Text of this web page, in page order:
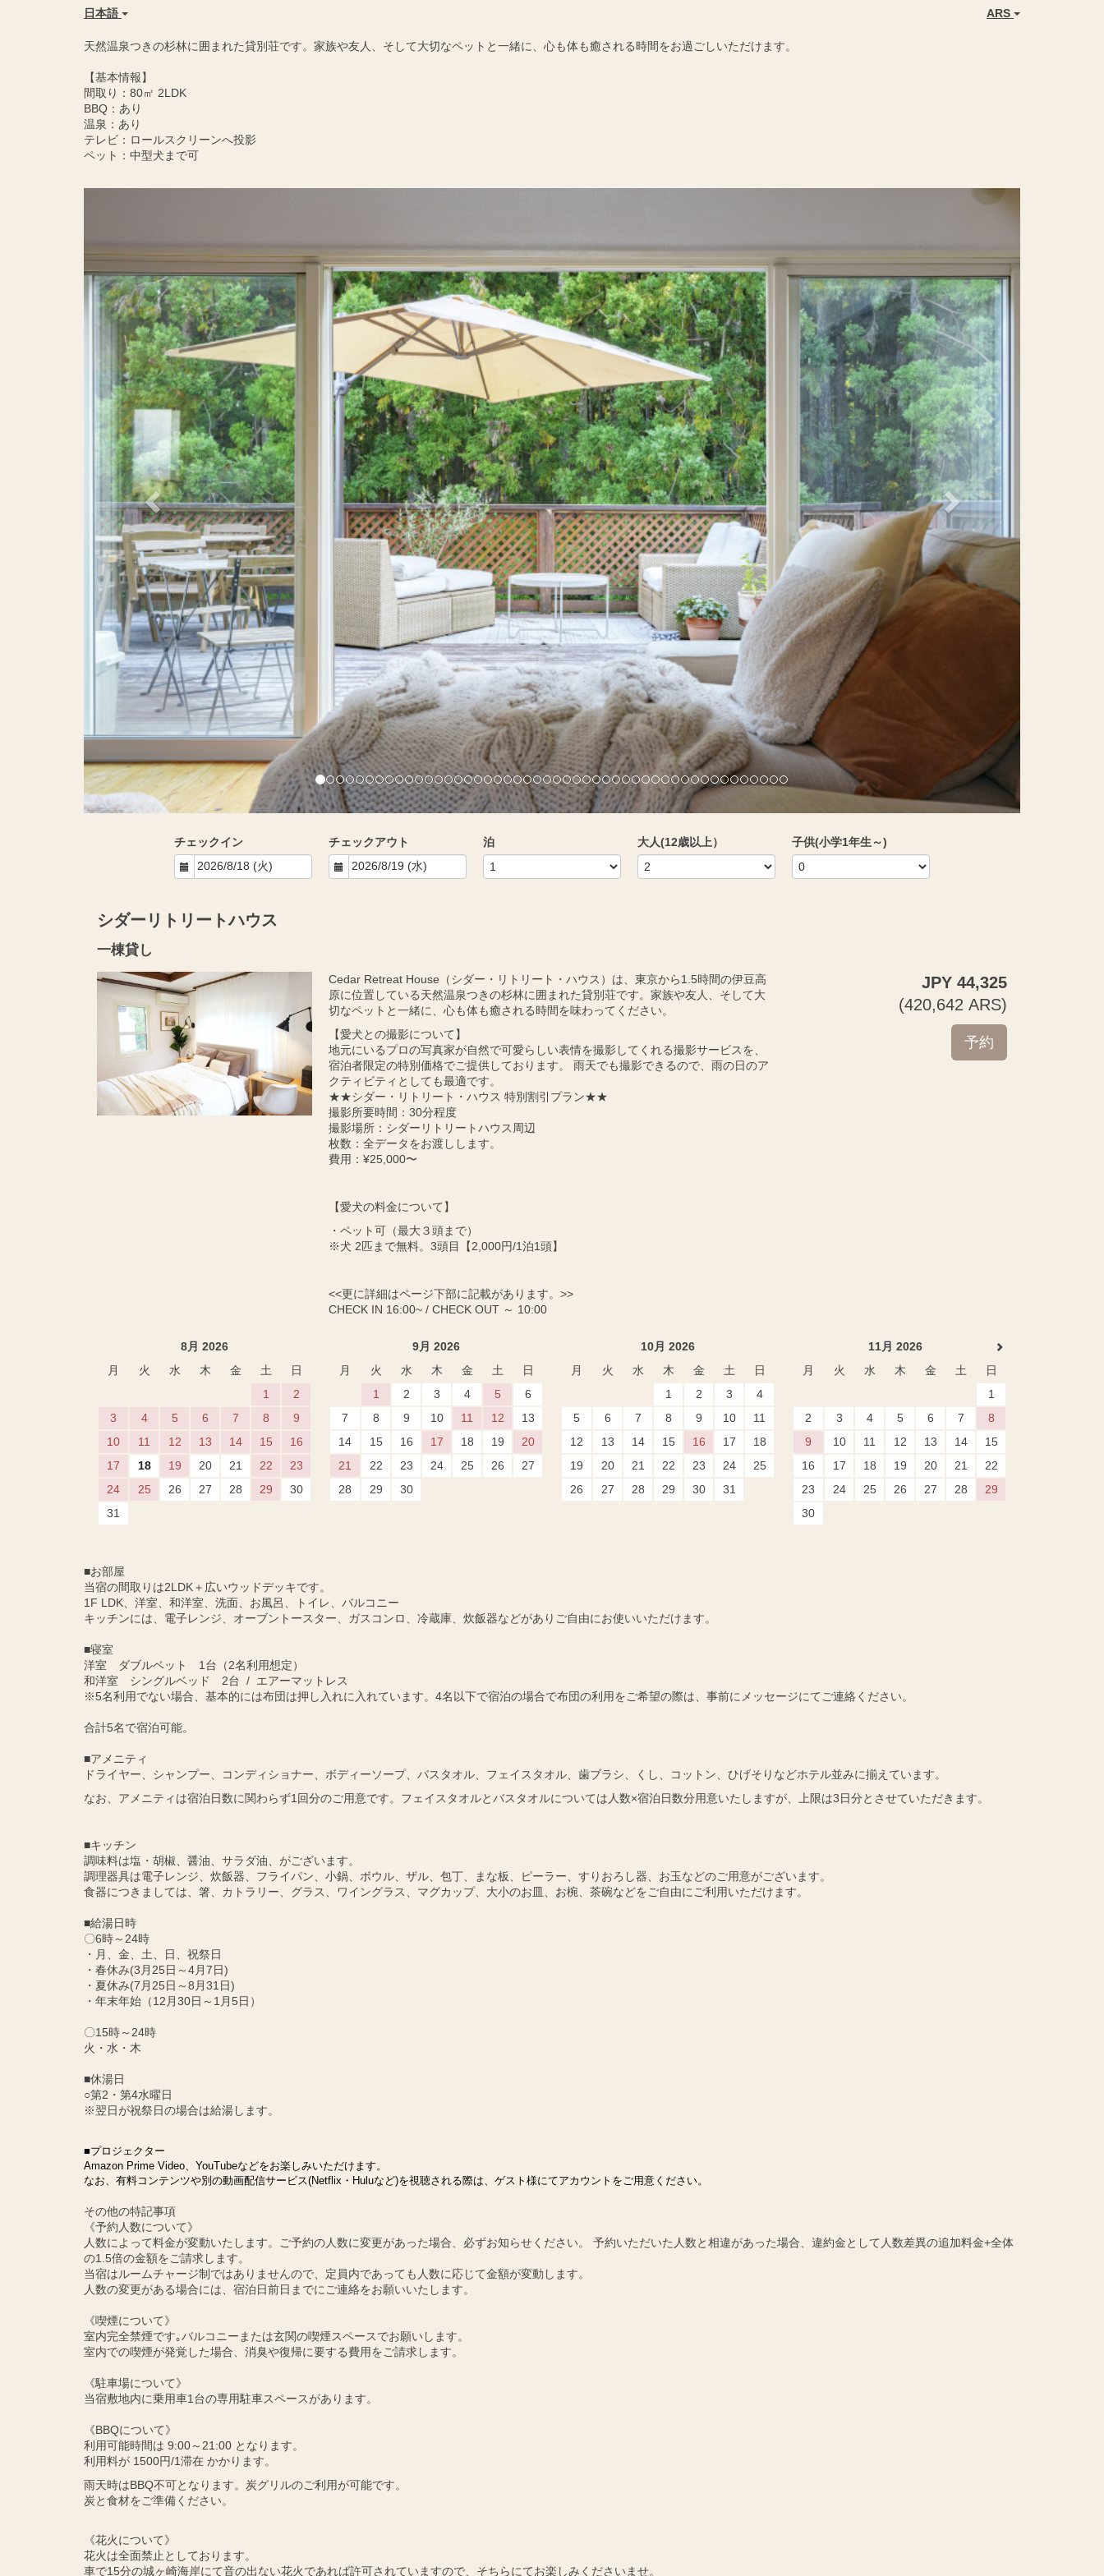
日本語 ARS
天然温泉つきの杉林に囲まれた貸別荘です。家族や友人、そして大切なペットと一緒に、心も体も癒される時間をお過ごしいただけます。
【基本情報】
間取り：80㎡ 2LDK
BBQ：あり
温泉：あり
テレビ：ロールスクリーンへ投影
ペット：中型犬まで可
Next
チェックイン チェックアウト 泊 大人(12歳以上） 子供(小学1年生～)
シダーリトリートハウス
一棟貸し
Cedar Retreat House（シダー・リトリート・ハウス）は、東京から1.5時間の伊豆高
原に位置している天然温泉つきの杉林に囲まれた貸別荘です。家族や友人、そして大
切なペットと一緒に、心も体も癒される時間を味わってください。
【愛犬との撮影について】
地元にいるプロの写真家が自然で可愛らしい表情を撮影してくれる撮影サービスを、
宿泊者限定の特別価格でご提供しております。 雨天でも撮影できるので、雨の日のア
クティビティとしても最適です。
★★シダー・リトリート・ハウス 特別割引プラン★★
撮影所要時間：30分程度
撮影場所：シダーリトリートハウス周辺
枚数：全データをお渡しします。
費用：¥25,000〜
【愛犬の料金について】
・ペット可（最大３頭まで）
※犬 2匹まで無料。3頭目【2,000円/1泊1頭】
<<更に詳細はページ下部に記載があります。>>
CHECK IN 16:00~ / CHECK OUT ～ 10:00
JPY 44,325
(420,642 ARS)
8月 2026
月
火 水 木 金 土
日
1
2
3
4 5 6 7 8
9
10
11 12 13 14 15
16
17
18 19 20 21 22
23
24
25 26 27 28 29
30
31
9月 2026
月
火 水 木 金 土
日
1
2 3 4 5
6
7
8 9 10 11 12
13
14
15 16 17 18 19
20
21
22 23 24 25 26
27
28
29 30
10月 2026
月
火 水 木 金 土
日
1
2 3
4
5
6 7 8 9 10
11
12
13 14 15 16 17
18
19
20 21 22 23 24
25
26
27 28 29 30 31
11月 2026
月
火 水 木 金 土
日
1
2
3 4 5 6 7
8
9
10 11 12 13 14
15
16
17 18 19 20 21
22
23
24 25 26 27 28
29
30
■お部屋
当宿の間取りは2LDK＋広いウッドデッキです。
1F LDK、洋室、和洋室、洗面、お風呂、トイレ、バルコニー
キッチンには、電子レンジ、オーブントースター、ガスコンロ、冷蔵庫、炊飯器などがありご自由にお使いいただけます。
■寝室
洋室 ダブルベット 1台（2名利用想定）
和洋室 シングルベッド 2台 / エアーマットレス
※5名利用でない場合、基本的には布団は押し入れに入れています。4名以下で宿泊の場合で布団の利用をご希望の際は、事前にメッセージにてご連絡ください。
合計5名で宿泊可能。
■アメニティ
ドライヤー、シャンプー、コンディショナー、ボディーソープ、バスタオル、フェイスタオル、歯ブラシ、くし、コットン、ひげそりなどホテル並みに揃えています。
なお、アメニティは宿泊日数に関わらず1回分のご用意です。フェイスタオルとバスタオルについては人数×宿泊日数分用意いたしますが、上限は3日分とさせていただきます。
■キッチン
調味料は塩・胡椒、醤油、サラダ油、がございます。
調理器具は電子レンジ、炊飯器、フライパン、小鍋、ボウル、ザル、包丁、まな板、ピーラー、すりおろし器、お玉などのご用意がございます。
食器につきましては、箸、カトラリー、グラス、ワイングラス、マグカップ、大小のお皿、お椀、茶碗などをご自由にご利用いただけます。
■給湯日時
〇6時～24時
・月、金、土、日、祝祭日
・春休み(3月25日～4月7日)
・夏休み(7月25日～8月31日)
・年末年始（12月30日～1月5日）
〇15時～24時
火・水・木
■休湯日
○第2・第4水曜日
※翌日が祝祭日の場合は給湯します。
■プロジェクター
Amazon Prime Video、YouTubeなどをお楽しみいただけます。
なお、有料コンテンツや別の動画配信サービス(Netflix・Huluなど)を視聴される際は、ゲスト様にてアカウントをご用意ください。
その他の特記事項
《予約人数について》
人数によって料金が変動いたします。ご予約の人数に変更があった場合、必ずお知らせください。 予約いただいた人数と相違があった場合、違約金として人数差異の追加料金+全体
の1.5倍の金額をご請求します。
当宿はルームチャージ制ではありませんので、定員内であっても人数に応じて金額が変動します。
人数の変更がある場合には、宿泊日前日までにご連絡をお願いいたします。
《喫煙について》
室内完全禁煙です｡バルコニーまたは玄関の喫煙スペースでお願いします。
室内での喫煙が発覚した場合、消臭や復帰に要する費用をご請求します。
《駐車場について》
当宿敷地内に乗用車1台の専用駐車スペースがあります。
《BBQについて》
利用可能時間は 9:00～21:00 となります。
利用料が 1500円/1滞在 かかります。
雨天時はBBQ不可となります。炭グリルのご利用が可能です。
炭と食材をご準備ください。
《花火について》
花火は全面禁止としております。
車で15分の城ヶ崎海岸にて音の出ない花火であれば許可されていますので、そちらにてお楽しみくださいませ。